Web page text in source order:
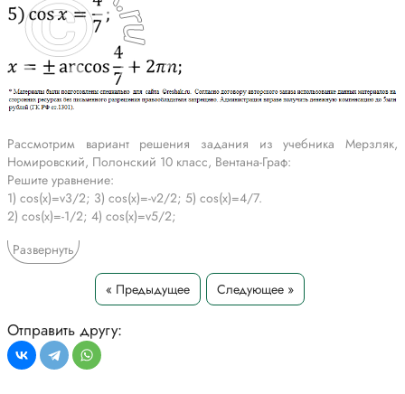
Рассмотрим вариант решения задания из учебника Мерзляк,
Номировский, Полонский 10 класс, Вентана-Граф:
Решите уравнение:
1) cos(x)=v3/2; 3) cos(x)=-v2/2; 5) cos(x)=4/7.
2) cos(x)=-1/2; 4) cos(x)=v5/2;
*Текст задания приводится исключительно в образовательных целях
для более полного понимания решения.
Развернуть
« Предыдущее Следующее »
Отправить другу: